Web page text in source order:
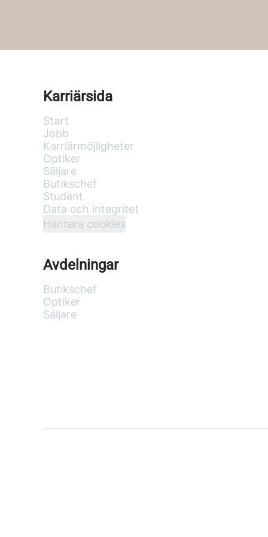
Karriärsida
Start
Jobb
Karriärmöjligheter
Optiker
Säljare
Butikschef
Student
Data och integritet
Hantera cookies
Avdelningar
Butikschef
Optiker
Säljare